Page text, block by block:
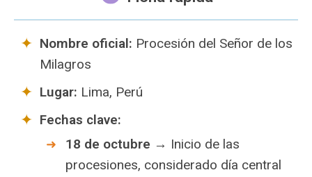
Nombre oficial: Procesión del Señor de los
Milagros
Lugar: Lima, Perú
Fechas clave:
18 de octubre → Inicio de las
procesiones, considerado día central